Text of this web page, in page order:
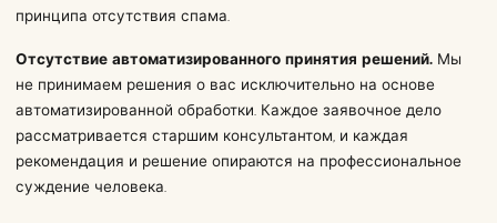
принципа отсутствия спама.
Отсутствие автоматизированного принятия решений.Мы
не принимаем решения о вас исключительно на основе
автоматизированной обработки. Каждое заявочное дело
рассматривается старшим консультантом, и каждая
рекомендация и решение опираются на профессиональное
суждение человека.